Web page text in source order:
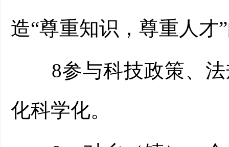
造“尊重知识，尊重人才
8参与科技政策、法
化科学化。